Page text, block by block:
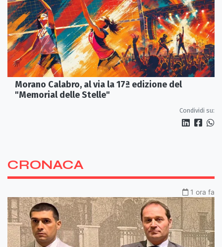
Morano Calabro, al via la 17ª edizione del
"Memorial delle Stelle"
Condividi su:
CRONACA
1 ora fa